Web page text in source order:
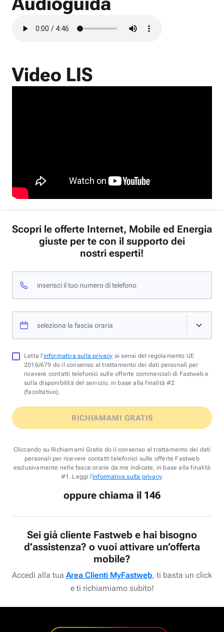
Video LIS
Scopri le offerte Internet, Mobile ed Energia
giuste per te con il supporto dei
nostri esperti!
inserisci il tuo numero di telefono
seleziona la fascia oraria
Letta l'informativa sulla privacy ai sensi del regolamento UE
2016/679 do il consenso al trattamento dei dati personali per
ricevere contatti telefonici sulle offerte commerciali di Fastweb e
sulla disponibilità del servizio, in base alla finalità #2
(facoltativo).
RICHIAMAMI GRATIS
Cliccando su Richiamami Gratis do il consenso al trattamento dei dati
personali per ricevere contatti telefonici sulle offerte Fastweb
esclusivamente nelle fasce orarie da me indicate, in base alla finalità
#1. Leggi l'informativa sulla privacy.
oppure chiama il 146
Sei già cliente Fastweb e hai bisogno
d’assistenza? o vuoi attivare un’offerta
mobile?
Accedi alla tua Area Clienti MyFastweb, ti basta un click
e ti richiamiamo subito!